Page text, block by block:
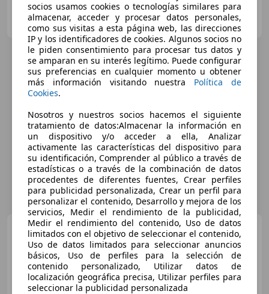
HOOK CARS
ES-3600 ELDA
Fiat 500X 1.3Mjt Pop Star 4x2
70kW
€ 9.470
socios usamos cookies o tecnologías similares para
almacenar, acceder y procesar datos personales,
como sus visitas a esta página web, las direcciones
IP y los identificadores de cookies. Algunos socios no
le piden consentimiento para procesar tus datos y
se amparan en su interés legítimo. Puede configurar
sus preferencias en cualquier momento u obtener
más información visitando nuestra Política de
Cookies.
Nosotros y nuestros socios hacemos el siguiente
tratamiento de datos:Almacenar la información en
un dispositivo y/o acceder a ella, Analizar
activamente las características del dispositivo para
su identificación, Comprender al público a través de
estadísticas o a través de la combinación de datos
procedentes de diferentes fuentes, Crear perfiles
para publicidad personalizada, Crear un perfil para
personalizar el contenido, Desarrollo y mejora de los
servicios, Medir el rendimiento de la publicidad,
Medir el rendimiento del contenido, Uso de datos
limitados con el objetivo de seleccionar el contenido,
Uso de datos limitados para seleccionar anuncios
básicos, Uso de perfiles para la selección de
contenido personalizado, Utilizar datos de
localización geográfica precisa, Utilizar perfiles para
seleccionar la publicidad personalizada